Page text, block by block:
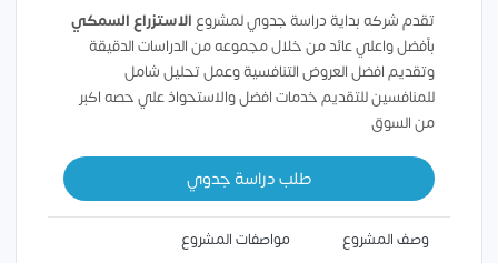
تقدم شركه بداية دراسة جدوي لمشروعالاستزراع السمكي
بأفضل واعلي عائد من خلال مجموعه من الدراسات الدقيقة
وتقديم افضل العروض التنافسية وعمل تحليل شامل
للمنافسين للتقديم خدمات افضل والاستحواذ علي حصه اكبر
من السوق
طلب دراسة جدوي
وصف المشروع
مواصفات المشروع